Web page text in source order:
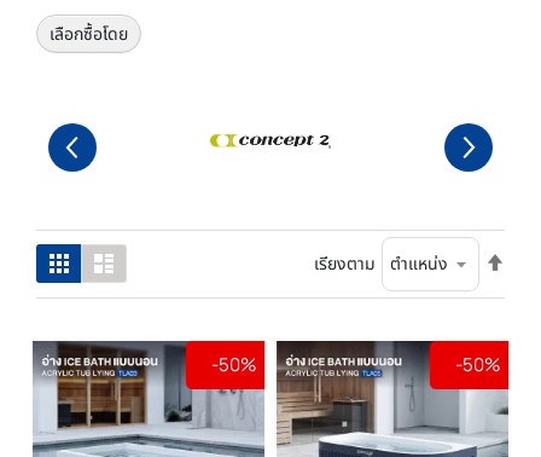
ตารางรายการ เรียงตาม
จาก
ไป
น้อย
-50% -50%
เลือกซื้อโดย